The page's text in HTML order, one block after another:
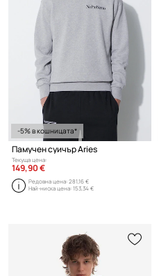
-5% в кошницата*
Памучен суичър Aries
Текуща цена:
149,90 €
Редовна цена:281,16 €
Най-ниска цена:153,34 €